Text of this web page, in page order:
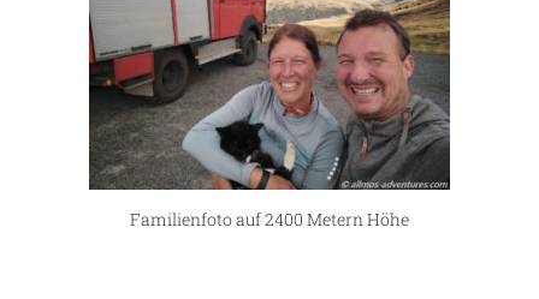
Familienfoto auf 2400 Metern Höhe